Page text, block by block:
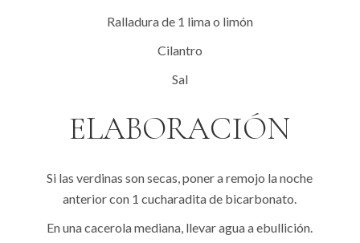
Ralladura de 1 lima o limón
Cilantro
Sal
ELABORACIÓN
Si las verdinas son secas, poner a remojo la noche
anterior con 1 cucharadita de bicarbonato.
En una cacerola mediana, llevar agua a ebullición.